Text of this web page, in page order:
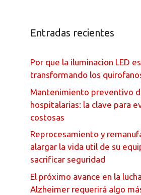
Entradas recientes
Por que la iluminacion LED
transformando los
Mantenimiento preventivo
hospitalarias: la clave para
costosas
Reprocesamiento y
alargar la vida util de su
sacrificar seguridad
El próximo avance en la
Alzheimer requerirá algo